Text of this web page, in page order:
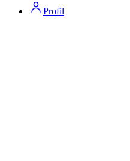
Profil